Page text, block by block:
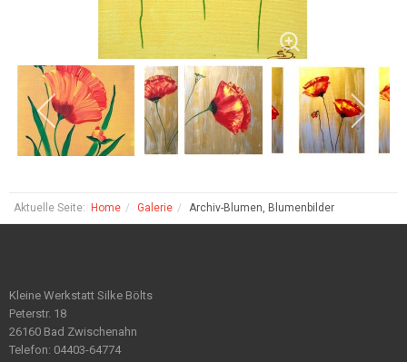
Aktuelle Seite: Home Galerie Archiv-Blumen, Blumenbilder
Kleine Werkstatt Silke Bölts
Peterstr. 18
26160 Bad Zwischenahn
Telefon: 04403-64774